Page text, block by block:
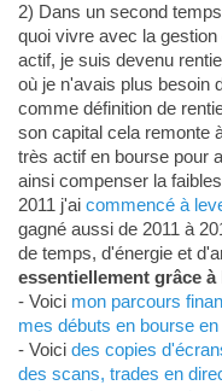
2) Dans un second
quoi vivre avec la
actif, je suis devenu
où je n'avais plus besoin
comme définition de
son capital cela remonte
très actif en bourse pour
ainsi compenser la
2011 j'ai commencé à
gagné aussi de 2011 à
de temps, d'énergie et
essentiellement grâce à
- Voici mon parcours
mes débuts en bourse
- Voici des copies
des scans, trades en